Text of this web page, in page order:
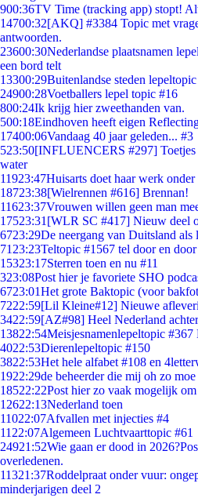
900:36TV Time (tracking app) stopt!
14700:32[AKQ] #3384 Topic met
antwoorden.
23600:30Nederlandse plaatsnamen
een bord telt
13300:29Buitenlandse steden
24900:28Voetballers lepel topic #16
800:24Ik krijg hier zweethanden van.
500:18Eindhoven heeft eigen
17400:06Vandaag 40 jaar geleden... #3
523:50[INFLUENCERS #297]
water
11923:47Huisarts doet haar werk
18723:38[Wielrennen #616] Brennan!
11623:37Vrouwen willen geen man
17523:31 [WLR SC #417] Nieuw deel
6723:29De neergang van Duitsland
71 23:23Teltopic #1567 tel door en
15323:17Sterren toen en nu #11
323:08Post hier je favoriete SHO
6723:01Het grote Baktopic (voor
7222:59[Lil Kleine#12] Nieuwe
3422:59[AZ#98] Heel Nederland
13822:54Meisjesnamenlepeltopic
4022:53Dierenlepeltopic #150
3822:53Het hele alfabet #108 en
1922:29de beheerder die mij oh zo moe
18522:22Post hier zo vaak mogelijk
12622:13Nederland toen
11022:07Afvallen met injecties #4
11 22:07Algemeen Luchtvaarttopic #61
24921:52Wie gaan er dood in
overledenen.
11321:37Roddelpraat onder vuur:
minderjarigen deel 2